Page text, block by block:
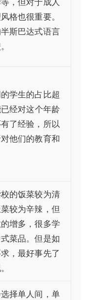
格也很重要。
斯巴达式语言
学生的占比超
经对这个年龄
了经验，所以
他们的教育和
的饭菜较为清
较为辛辣，但
增多，很多学
菜品。但是如
，最好事先了
择单人间，单